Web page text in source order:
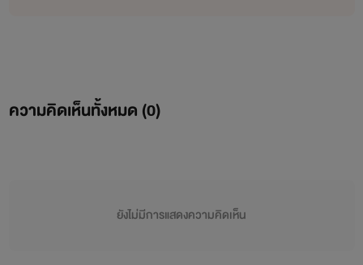
ความคิดเห็นทั้งหมด (0)
ยังไม่มีการแสดงความคิดเห็น